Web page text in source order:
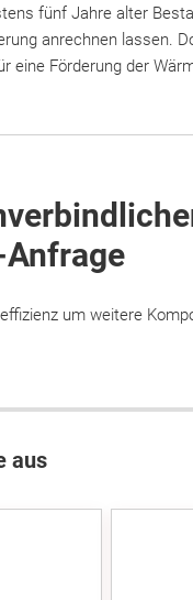
fünf Jahre alter
anrechnen lassen.
eine Förderung der
um weitere
aus